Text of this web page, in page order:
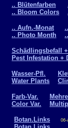
.. Blütenfarben
.. Bloom Colors
.. Aufn.-Monat
.. Photo Month
Schädlingsbefall
Pest Infestation +
Wasser-Pfl.
Water Plants
Farb-Var.
Color Var.
Botan.Links
06-